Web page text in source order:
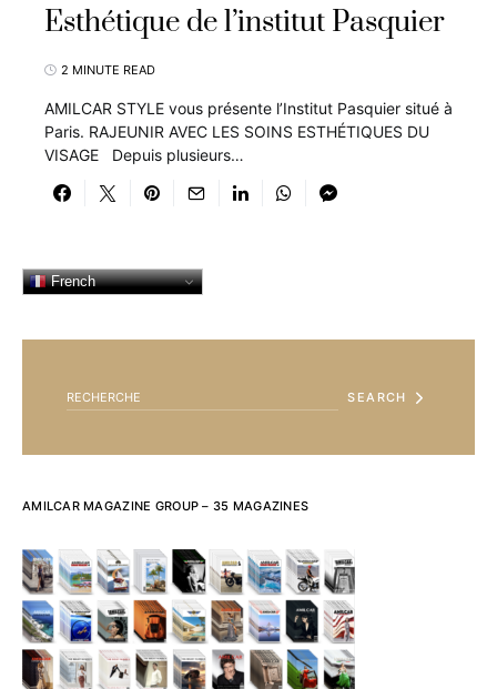
Esthétique de l’institut Pasquier
2 MINUTE READ
AMILCAR STYLE vous présente l’Institut Pasquier situé à
Paris. RAJEUNIR AVEC LES SOINS ESTHÉTIQUES DU
VISAGE Depuis plusieurs…
French
SEARCH
AMILCAR MAGAZINE GROUP – 35 MAGAZINES